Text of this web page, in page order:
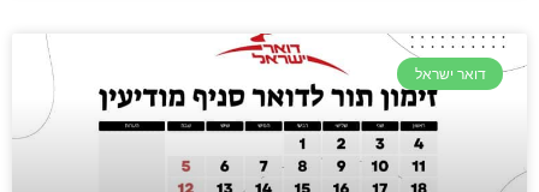
דואר ישראל